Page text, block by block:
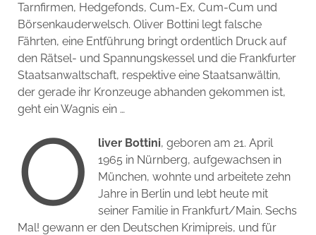
Tarnfirmen, Hedgefonds, Cum-Ex, Cum-Cum und
Börsenkauderwelsch. Oliver Bottini legt falsche
Fährten, eine Entführung bringt ordentlich Druck auf
den Rätsel- und Spannungskessel und die Frankfurter
Staatsanwaltschaft, respektive eine Staatsanwältin,
der gerade ihr Kronzeuge abhanden gekommen ist,
geht ein Wagnis ein …
O liver Bottini, geboren am 21. April
1965 in Nürnberg, aufgewachsen in
München, wohnte und arbeitete zehn
Jahre in Berlin und lebt heute mit
seiner Familie in Frankfurt/Main. Sechs
Mal! gewann er den Deutschen Krimipreis, und für